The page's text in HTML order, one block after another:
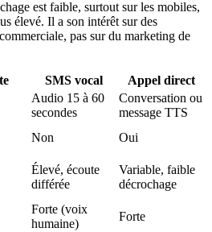
est faible, surtout sur les mobiles,
élevé. Il a son intérêt sur des
pas sur du marketing de
SMS vocal
Appel direct
Audio 15 à 60
secondes
Conversation ou
message TTS
Non
Oui
Élevé, écoute
différée
Variable, faible
décrochage
Forte (voix
humaine)
Forte